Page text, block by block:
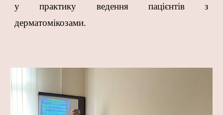
у практику ведення пацієнтів з
дерматомікозами.